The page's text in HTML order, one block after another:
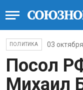
ПОЛИТИКА 03
Посол
Михаил